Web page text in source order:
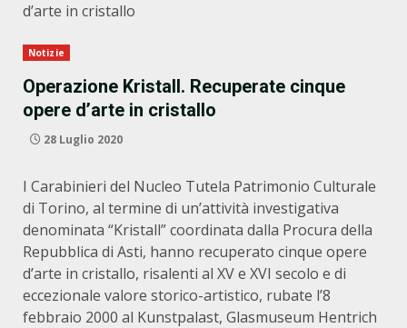
d’arte in cristallo
Notizie
Operazione Kristall. Recuperate cinque
opere d’arte in cristallo
28 Luglio 2020
I Carabinieri del Nucleo Tutela Patrimonio Culturale
di Torino, al termine di un’attività investigativa
denominata “Kristall” coordinata dalla Procura della
Repubblica di Asti, hanno recuperato cinque opere
d’arte in cristallo, risalenti al XV e XVI secolo e di
eccezionale valore storico-artistico, rubate l’8
febbraio 2000 al Kunstpalast, Glasmuseum Hentrich